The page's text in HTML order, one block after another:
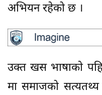
अभियन रहेको छ ।
उक्त खस भाषाकाे
मा समाजको सत्यतथ्य